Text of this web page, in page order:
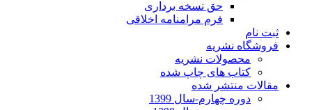
حق نسخه برداری
فرم مرامنامه اخلاقی
ثبت نام
فروشگاه نشریه
محصولات نشریه
کتاب های چاپ شده
مقالات منتشر شده
دوره چهارم-سال 1399